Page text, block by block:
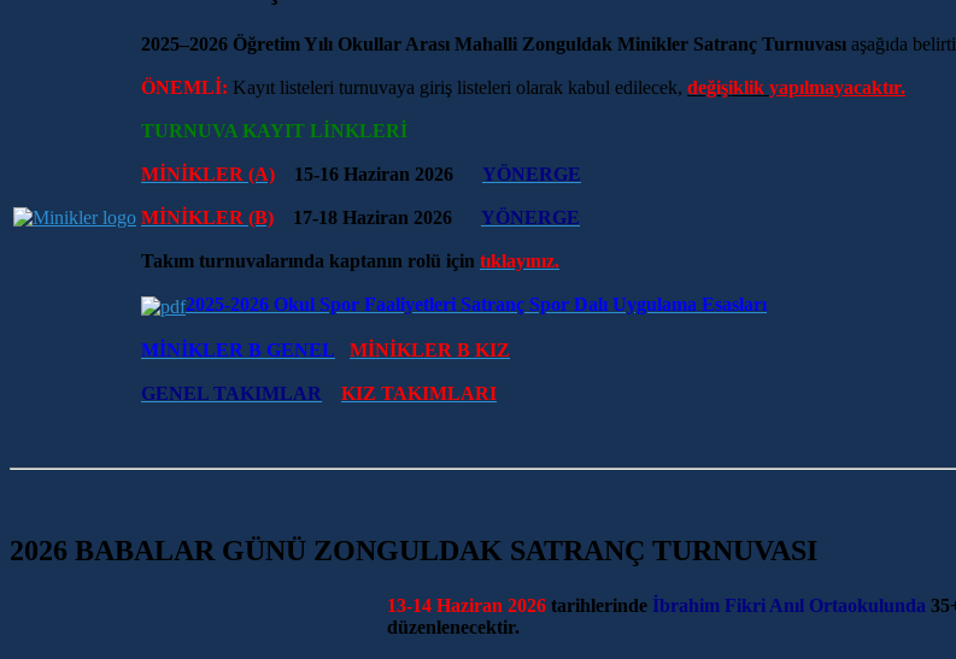
2025–2026 Öğretim Yılı Okullar Arası Mahalli Zonguldak Minikler Satranç Turnuvası aşağıda
ÖNEMLİ: Kayıt listeleri turnuvaya giriş listeleri olarak kabul edilecek, değişiklik yapılmayacaktır.
TURNUVA KAYIT LİNKLERİ
MİNİKLER (A) 15-16 Haziran 2026 YÖNERGE
MİNİKLER (B) 17-18 Haziran 2026 YÖNERGE
Takım turnuvalarında kaptanın rolü için tıklayınız.
2025-2026 Okul Spor Faaliyetleri Satranç Spor Dalı Uygulama Esasları
MİNİKLER B GENEL MİNİKLER B KIZ
GENEL TAKIMLAR KIZ TAKIMLARI
2026 BABALAR GÜNÜ ZONGULDAK SATRANÇ TURNUVASI
13-14 Haziran 2026 tarihlerinde İbrahim Fikri Anıl Ortaokulunda
düzenlenecektir.